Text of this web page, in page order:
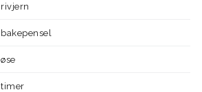
rivjern
bakepensel
øse
timer